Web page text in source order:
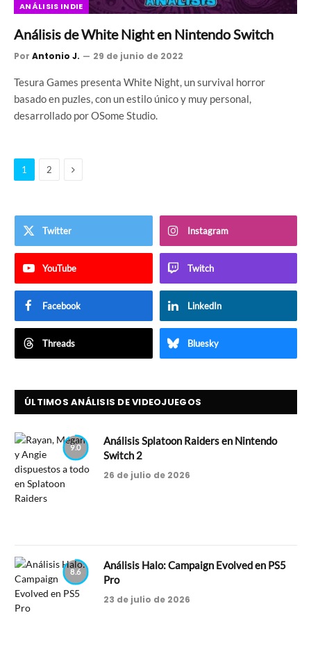
ANÁLISIS INDIE
Análisis de White Night en Nintendo Switch
Por Antonio J. 29 de junio de 2022
Tesura Games presenta White Night, un survival horror
basado en puzles, con un estilo único y muy personal,
desarrollado por OSome Studio.
1 2 Siguiente
Twitter Instagram
YouTube Twitch
Facebook LinkedIn
Threads Bluesky
ÚLTIMOS ANÁLISIS DE VIDEOJUEGOS
9.0
Análisis Splatoon Raiders en Nintendo
Switch 2
26 de julio de 2026
8.6
Análisis Halo: Campaign Evolved en PS5
Pro
23 de julio de 2026